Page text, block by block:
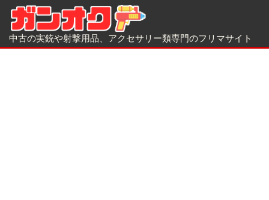
中古の実銃や射撃用品、アクセサリー類専門のフリマサイト